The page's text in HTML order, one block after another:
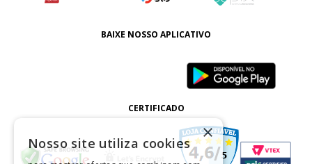
BAIXE NOSSO APLICATIVO
CERTIFICADO
×
Nosso site utiliza cookies